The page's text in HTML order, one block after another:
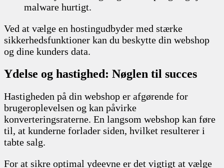
malware hurtigt.
Ved at vælge en hostingudbyder med stærke
sikkerhedsfunktioner kan du beskytte din webshop
og dine kunders data.
Ydelse og hastighed: Nøglen til succes
Hastigheden på din webshop er afgørende for
brugeroplevelsen og kan påvirke
konverteringsraterne. En langsom webshop kan føre
til, at kunderne forlader siden, hvilket resulterer i
tabte salg.
For at sikre optimal ydeevne er det vigtigt at vælge